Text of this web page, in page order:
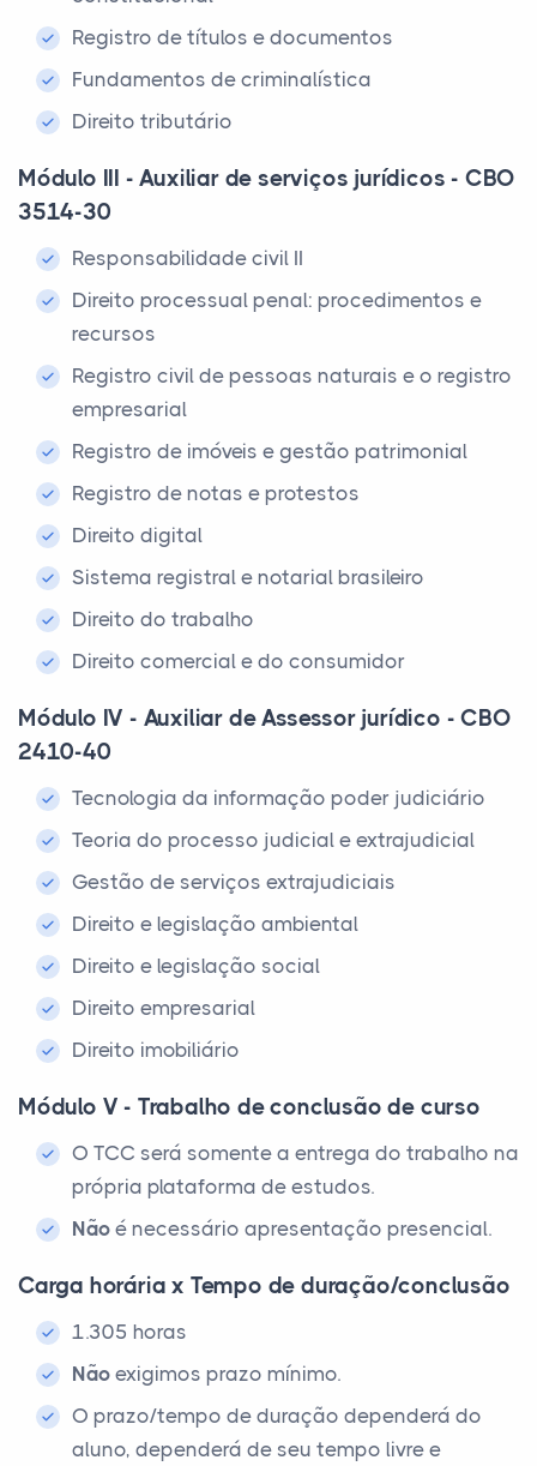
Registro de títulos e documentos
Fundamentos de criminalística
Direito tributário
Módulo III - Auxiliar de serviços jurídicos - CBO
3514-30
Responsabilidade civil II
Direito processual penal: procedimentos e
recursos
Registro civil de pessoas naturais e o registro
empresarial
Registro de imóveis e gestão patrimonial
Registro de notas e protestos
Direito digital
Sistema registral e notarial brasileiro
Direito do trabalho
Direito comercial e do consumidor
Módulo IV - Auxiliar de Assessor jurídico - CBO
2410-40
Tecnologia da informação poder judiciário
Teoria do processo judicial e extrajudicial
Gestão de serviços extrajudiciais
Direito e legislação ambiental
Direito e legislação social
Direito empresarial
Direito imobiliário
Módulo V - Trabalho de conclusão de curso
O TCC será somente a entrega do trabalho na
própria plataforma de estudos.
Não é necessário apresentação presencial.
Carga horária x Tempo de duração/conclusão
1.305 horas
Não exigimos prazo mínimo.
O prazo/tempo de duração dependerá do
aluno, dependerá de seu tempo livre e